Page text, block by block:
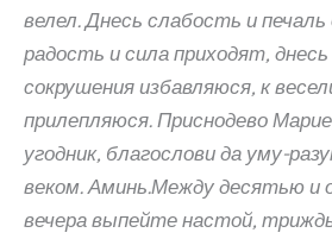
велел. Днесь слабость и
радость и сила приходят,
сокрушения избавляюся, к
прилепляюся. Приснодево
угодник, благослови да уму-
веком. Аминь.Между десятью и
вечера выпейте настой,